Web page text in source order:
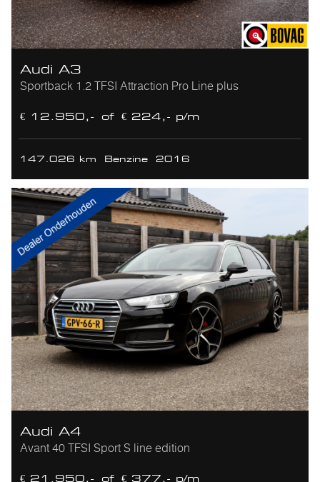
Audi A3
Sportback 1.2 TFSI Attraction Pro Line plus
€ 12.950,- of € 224,- p/m
147.026 km Benzine 2016
Audi A4
Avant 40 TFSI Sport S line edition
€ 21.950,- of € 377,- p/m